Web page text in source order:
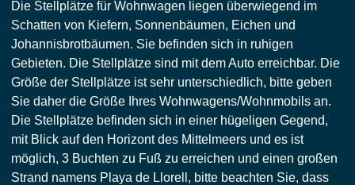
Die Stellplätze für Wohnwagen liegen überwiegend im
Schatten von Kiefern, Sonnenbäumen, Eichen und
Johannisbrotbäumen. Sie befinden sich in ruhigen
Gebieten. Die Stellplätze sind mit dem Auto erreichbar. Die
Größe der Stellplätze ist sehr unterschiedlich, bitte geben
Sie daher die Größe Ihres Wohnwagens/Wohnmobils an.
Die Stellplätze befinden sich in einer hügeligen Gegend,
mit Blick auf den Horizont des Mittelmeers und es ist
möglich, 3 Buchten zu Fuß zu erreichen und einen großen
Strand namens Playa de Llorell, bitte beachten Sie, dass